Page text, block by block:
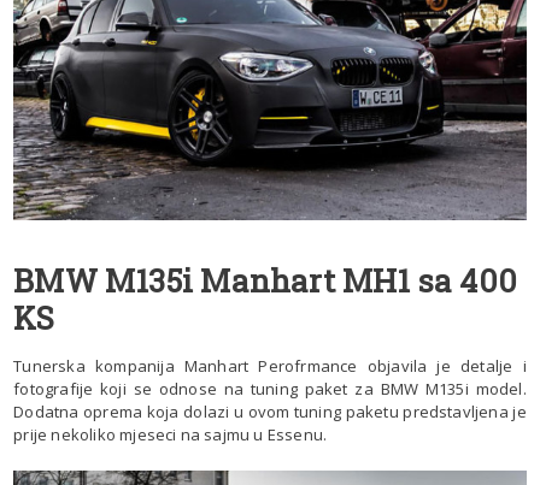
BMW M135i Manhart MH1 sa 400
KS
Tunerska kompanija Manhart Perofrmance objavila je detalje i
fotografije koji se odnose na tuning paket za BMW M135i model.
Dodatna oprema koja dolazi u ovom tuning paketu predstavljena je
prije nekoliko mjeseci na sajmu u Essenu.